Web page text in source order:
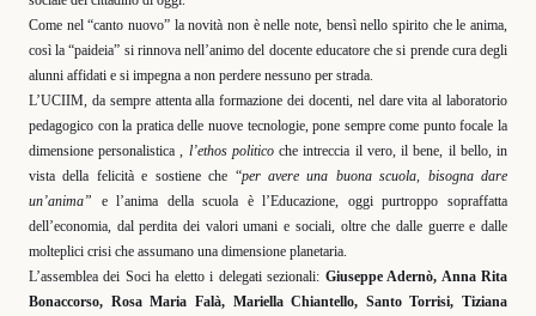
Come nel “canto nuovo” la novità non è nelle note, bensì nello spirito che le anima,
così la “paideia” si rinnova nell’animo del docente educatore che si prende cura degli
alunni affidati e si impegna a non perdere nessuno per strada.
L’UCIIM, da sempre attenta alla formazione dei docenti, nel dare vita al laboratorio
pedagogico con la pratica delle nuove tecnologie, pone sempre come punto focale la
dimensione personalistica , l’ethos politicoche intreccia il vero, il bene, il bello, in
vista della felicità e sostiene che “per avere una buona scuola, bisogna dare
un’anima” e l’anima della scuola è l’Educazione, oggi purtroppo sopraffatta
dell’economia, dal perdita dei valori umani e sociali, oltre che dalle guerre e dalle
molteplici crisi che assumano una dimensione planetaria.
L’assemblea dei Soci ha eletto i delegati sezionali: Giuseppe Adernò, Anna Rita
Bonaccorso, Rosa Maria Falà, Mariella Chiantello, Santo Torrisi, Tiziana